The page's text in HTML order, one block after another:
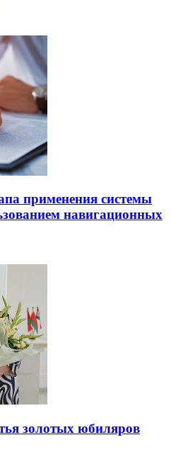
применения системы
навигационных
золотых юбиляров